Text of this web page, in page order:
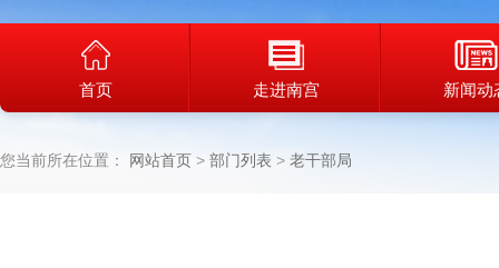
首页 走进南宫 新闻动
您当前所在位置： 网站首页 部门列表 老干部局